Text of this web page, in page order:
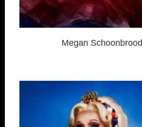
Megan Schoonbrood